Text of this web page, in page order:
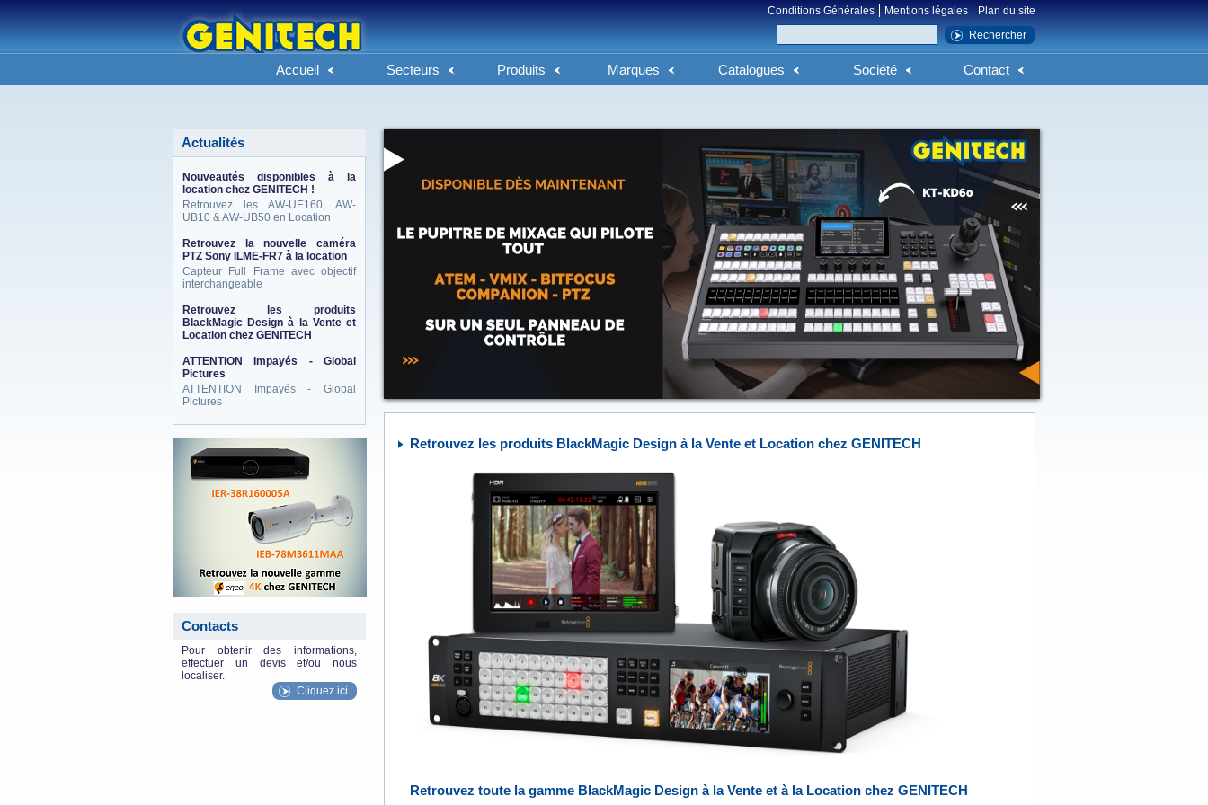
Conditions Générales Mentions légales Plan du site
Accueil Secteurs Produits Marques Catalogues Société Contact
Actualités
Nouveautés disponibles à la
location chez GENITECH !
Retrouvez les AW-UE160, AW-
UB10 & AW-UB50 en Location
Retrouvez la nouvelle caméra
PTZ Sony ILME-FR7 à la location
Capteur Full Frame avec objectif
interchangeable
Retrouvez les produits
BlackMagic Design à la Vente et
Location chez GENITECH
ATTENTION Impayés - Global
Pictures
ATTENTION Impayés - Global
Pictures
Contacts
Pour obtenir des informations,
effectuer un devis et/ou nous
localiser.
Cliquez ici
Retrouvez les produits BlackMagic Design à la Vente et Location chez GENITECH
location_black_magic_design.png
Retrouvez toute la gamme BlackMagic Design à la Vente et à la Location chez GENITECH